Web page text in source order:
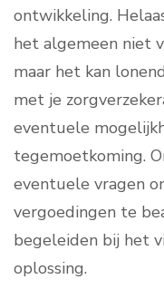
ontwikkeling.
het algemeen niet
maar het kan
met je
eventuele
tegemoetkoming.
eventuele vragen
vergoedingen te
begeleiden bij het
oplossing.